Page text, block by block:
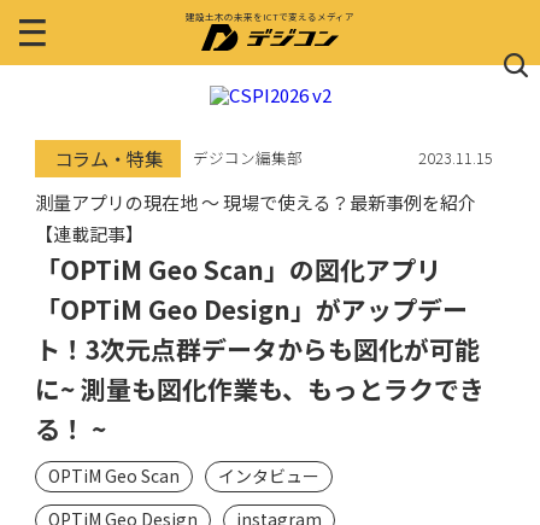
建設土木の未来をICTで変えるメディア
コラム・特集 デジコン編集部 2023.11.15
測量アプリの現在地 〜 現場で使える？最新事例を紹介
【連載記事】
「OPTiM Geo Scan」の図化アプリ
「OPTiM Geo Design」がアップデー
ト！3次元点群データからも図化が可能
に~ 測量も図化作業も、もっとラクでき
る！ ~
OPTiM Geo Scan
インタビュー
OPTiM Geo Design
instagram